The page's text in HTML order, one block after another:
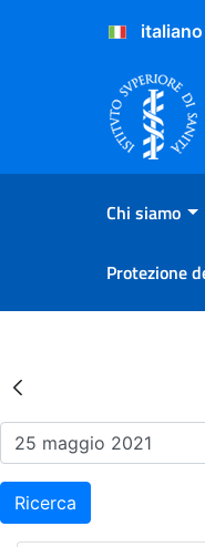
Salta al Contenuto
Salta al Footer
Chi siamo
Protezione
Risultati
Ricerca